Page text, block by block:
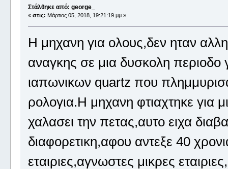
Στάλθηκε από: george_
« στις: Μάρτιος 05, 2018, 19:21:19 μμ »
Η μηχανη για ολους,δεν ηταν
αναγκης σε μια δυσκολη περιοδο
ιαπωνικων quartz που
ρολογια.Η μηχανη φτιαχτηκε για
χαλασει την πετας,αυτο ειχα
διαφορετικη,αφου αντεξε 40
εταιριες,αγνωστες μικρες